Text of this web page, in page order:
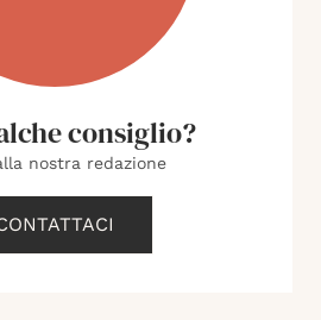
consiglio?
nostra redazione